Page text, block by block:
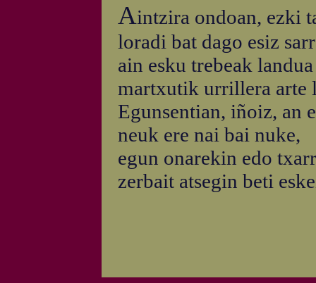
Aintzira ondoan, ezki
loradi bat dago esiz
ain esku trebeak landua
martxutik urrillera arte
Egunsentian, iñoiz, an
neuk ere nai bai nuke,
egun onarekin edo
zerbait atsegin beti